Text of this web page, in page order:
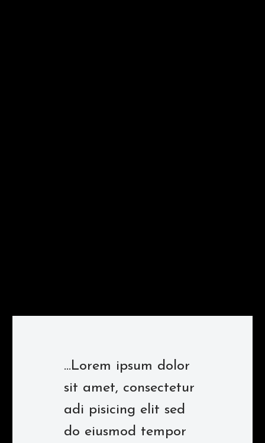
...Lorem ipsum dolor
sit amet, consectetur
adi pisicing elit sed
do eiusmod tempor